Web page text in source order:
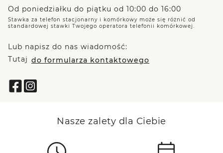
Od poniedziałku do piątku od 10:00 do 16:00
Stawka za telefon stacjonarny i komórkowy może się różnić od
standardowej stawki Twojego operatora telefonii komórkowej.
Lub napisz do nas wiadomość:
Tutaj do formularza kontaktowego
Nasze zalety dla Ciebie